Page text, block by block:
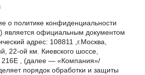
о политике конфиденциальности
официальным документом
адрес: 108811 ,г.Москва,
22-ой км. Киевского шоссе,
, (далее — «Компания»/
порядок обработки и защиты